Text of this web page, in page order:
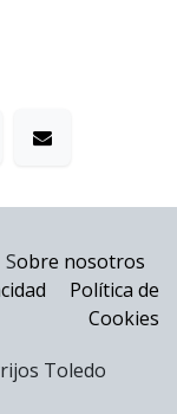
obre nosotros
Política de
Cookies
Toledo